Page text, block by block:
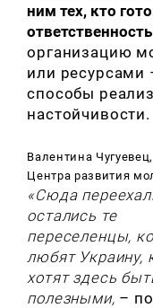
ним тех, кто
организацию
или ресурсами
способы
настойчивости.
Валентина
Центра развития
«Сюда
остались те
переселенцы,
любят Украину,
хотят здесь
полезными, –